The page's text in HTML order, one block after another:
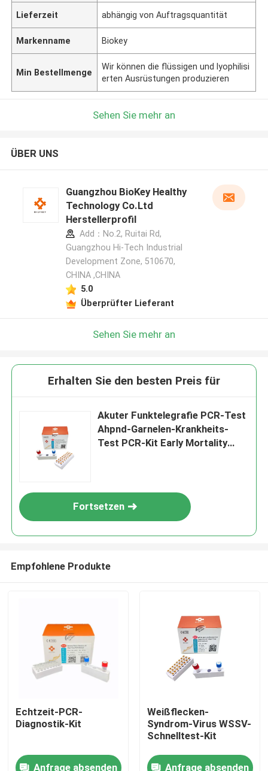
Produkte
Videos
Lieferzeit abhängig von Auftragsquantität
Markenname Biokey
Min Bestellmenge
Wir können die flüssigen und lyophilisi
erten Ausrüstungen produzieren
Sehen Sie mehr an
ÜBER UNS
Guangzhou BioKey Healthy
Technology Co.Ltd
Herstellerprofil
Add：No.2, Ruitai Rd,
Guangzhou Hi-Tech Industrial
Development Zone, 510670,
CHINA ,CHINA
5.0
Überprüfter Lieferant
Sehen Sie mehr an
Erhalten Sie den besten Preis für
Akuter Funktelegrafie PCR-Test
Ahpnd-Garnelen-Krankheits-
Test PCR-Kit Early Mortality
Fortsetzen
Empfohlene Produkte
Echtzeit-PCR-
Diagnostik-Kit
Anfrage absenden
Weißflecken-
Syndrom-Virus WSSV-
Schnelltest-Kit
Anfrage absenden